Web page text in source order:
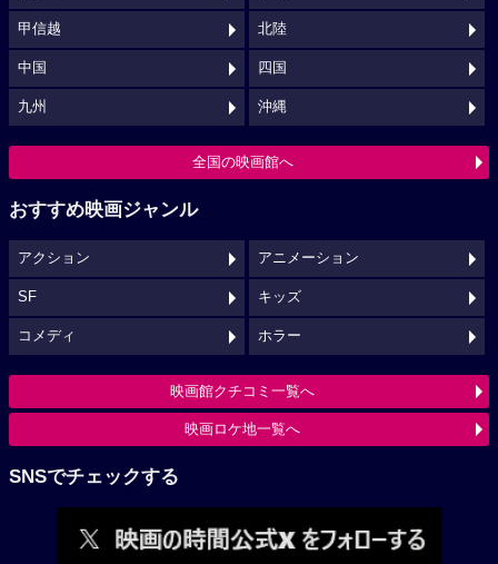
甲信越 北陸
中国 四国
九州 沖縄
全国の映画館へ
おすすめ映画ジャンル
アクション アニメーション
SF キッズ
コメディ ホラー
映画館クチコミ一覧へ
映画ロケ地一覧へ
SNSでチェックする